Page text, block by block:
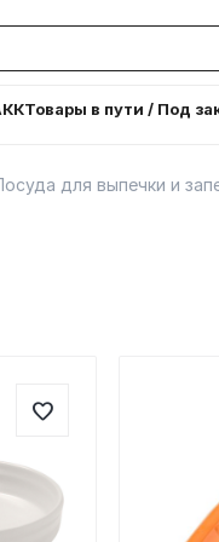
Товары в пути / Под
для выпечки и